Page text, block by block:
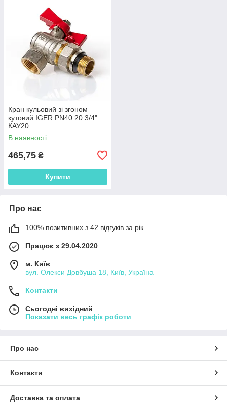
Кран кульовий зі згоном
кутовий IGER PN40 20 3/4"
КАУ20
В наявності
465,75 ₴
Купити
Про нас
100% позитивних з 42 відгуків за рік
Працює з 29.04.2020
м. Київ
вул. Олекси Довбуша 18, Київ, Україна
Контакти
Сьогодні вихідний
Показати весь графік роботи
Про нас
Контакти
Доставка та оплата